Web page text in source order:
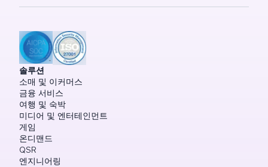
솔루션
소매 및 이커머스
금융 서비스
여행 및 숙박
미디어 및 엔터테인먼트
게임
온디맨드
QSR
엔지니어링